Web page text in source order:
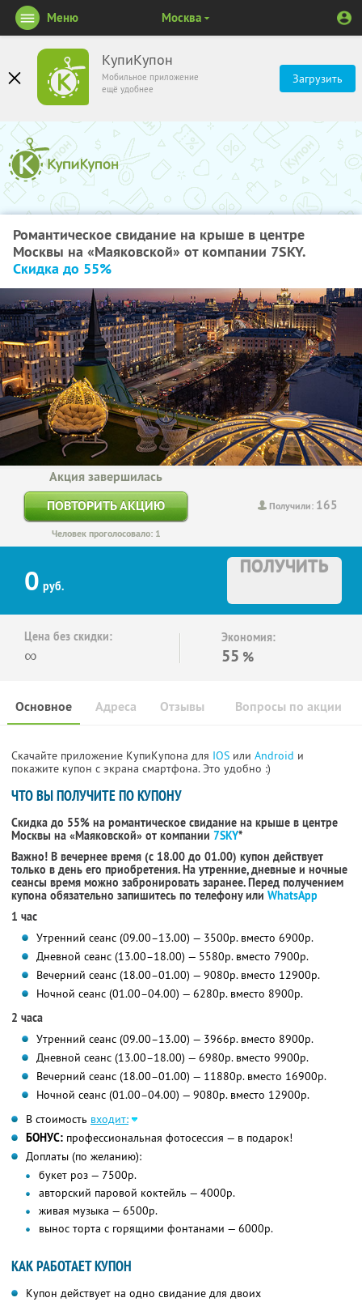
КупиКупон
Мобильное приложение
ещё удобнее
Загрузить
Меню Москва
Романтическое свидание на крыше в центре
Москвы на «Маяковской» от компании 7SKY.
Скидка до 55%
Получили: 165
Акция завершилась
ПОВТОРИТЬ АКЦИЮ
Человек проголосовало: 1
0 руб.
ПОЛУЧИТЬ
Цена без скидки:
∞
Экономия:
55 %
Основное Отзывы Вопросы по акции
Адреса
Скачайте приложение КупиКупона для IOS или Android и
покажите купон с экрана смартфона. Это удобно :)
ЧТО ВЫ ПОЛУЧИТЕ ПО КУПОНУ
Скидка до 55% на романтическое свидание на крыше в центре
Москвы на «Маяковской» от компании 7SKY*
Важно! В вечернее время (с 18.00 до 01.00) купон действует
только в день его приобретения. На утренние, дневные и ночные
сеансы время можно забронировать заранее. Перед получением
купона обязательно запишитесь по телефону или WhatsApp
1 час
Утренний сеанс (09.00–13.00) — 3500р. вместо 6900р.
Дневной сеанс (13.00–18.00) — 5580р. вместо 7900р.
Вечерний сеанс (18.00–01.00) — 9080р. вместо 12900р.
Ночной сеанс (01.00–04.00) — 6280р. вместо 8900р.
2 часа
Утренний сеанс (09.00–13.00) — 3966р. вместо 8900р.
Дневной сеанс (13.00–18.00) — 6980р. вместо 9900р.
Вечерний сеанс (18.00–01.00) — 11880р. вместо 16900р.
Ночной сеанс (01.00–04.00) — 9080р. вместо 12900р.
В стоимость входит:
БОНУС: профессиональная фотосессия — в подарок!
Доплаты (по желанию):
букет роз — 7500р.
авторский паровой коктейль — 4000р.
живая музыка — 6500р.
вынос торта с горящими фонтанами — 6000р.
КАК РАБОТАЕТ КУПОН
Купон действует на одно свидание для двоих